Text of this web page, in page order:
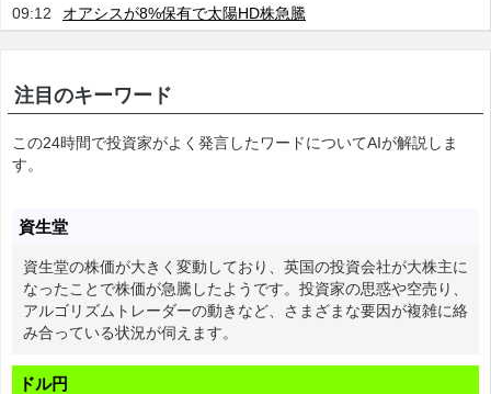
09:12
オアシスが8%保有で太陽HD株急騰
注目のキーワード
この24時間で投資家がよく発言したワードについてAIが解説しま
す。
資生堂
資生堂の株価が大きく変動しており、英国の投資会社が大株主に
なったことで株価が急騰したようです。投資家の思惑や空売り、
アルゴリズムトレーダーの動きなど、さまざまな要因が複雑に絡
み合っている状況が伺えます。
ドル円